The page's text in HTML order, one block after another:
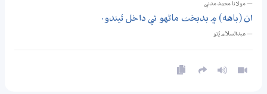
— مولانا محمد مدني
ان (باهه) ۾ بدبخت ماڻهو ئي داخل ٿيندو.
— عبدالسلام ڀُٽو